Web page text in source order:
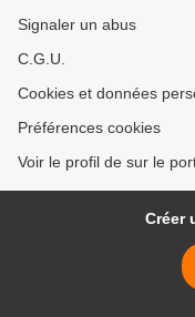
Signaler un abus
C.G.U.
Cookies et données
Préférences cookies
Voir le profil de sur le
Créer